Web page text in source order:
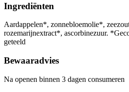
Ingrediënten
Aardappelen*, zonnebloemolie*,
rozemarijnextract*, ascorbinezuur.
geteeld
Bewaaradvies
Na openen binnen 3 dagen consumeren